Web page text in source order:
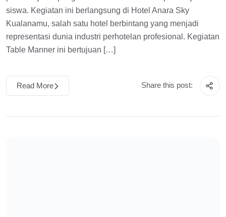
siswa. Kegiatan ini berlangsung di Hotel Anara Sky
Kualanamu, salah satu hotel berbintang yang menjadi
representasi dunia industri perhotelan profesional. Kegiatan
Table Manner ini bertujuan […]
Read More Share this post: